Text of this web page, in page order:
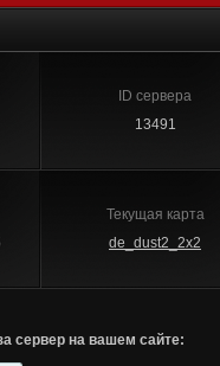
ID сервера
13491
Текущая карта
de_dust2_2x2
сервер на вашем сайте: